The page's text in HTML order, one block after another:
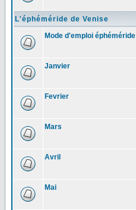
L'éphéméride de Venise
Mode d'emploi éphéméride
Janvier
Fevrier
Mars
Avril
Mai